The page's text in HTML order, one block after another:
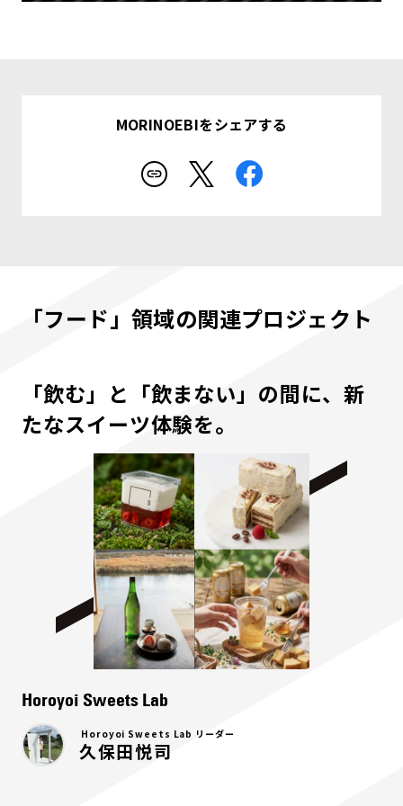
MORINOEBIをシェアする
「フード」領域の関連プロジェクト
「飲む」と「飲まない」の間に、新
たなスイーツ体験を。
Horoyoi Sweets Lab
Horoyoi Sweets Lab リーダー
久保田悦司